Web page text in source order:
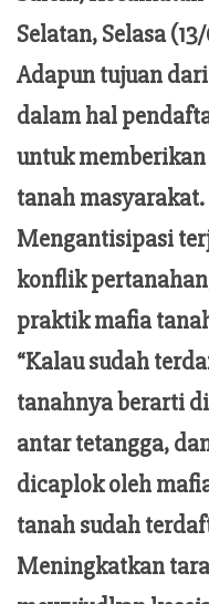
Selatan, Selasa
Adapun tujuan
dalam hal
untuk
tanah masyarakat.
Mengantisipasi
konflik
praktik mafia
“Kalau sudah
tanahnya berarti
antar tetangga,
dicaplok oleh
tanah sudah
Meningkatkan